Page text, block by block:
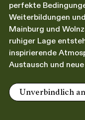
perfekte
Weiterbildungen
Mainburg und
ruhiger Lage
inspirierende
Austausch und
Unverbindlich